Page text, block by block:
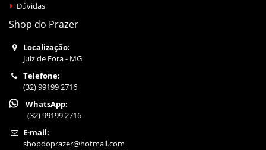
Dúvidas
Shop do Prazer
Localização:
Juiz de Fora - MG
Telefone:
(32) 99199 2716
WhatsApp:
(32) 99199 2716
E-mail:
shopdoprazer@hotmail.com